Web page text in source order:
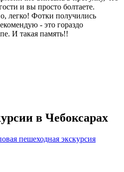
и вы просто болтаете.
легко! Фотки получились
- это гораздо
И такая память!!
в Чебоксарах